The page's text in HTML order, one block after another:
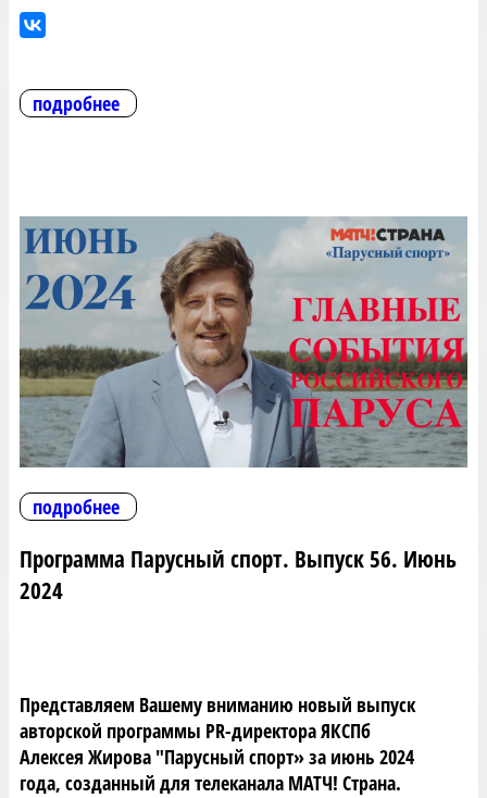
подробнее
подробнее
Программа Парусный спорт. Выпуск 56. Июнь
2024
Представляем Вашему вниманию новый выпуск
авторской программы PR-директора ЯКСПб
Алексея Жирова "Парусный спорт» за июнь 2024
года, созданный для телеканала МАТЧ! Страна.